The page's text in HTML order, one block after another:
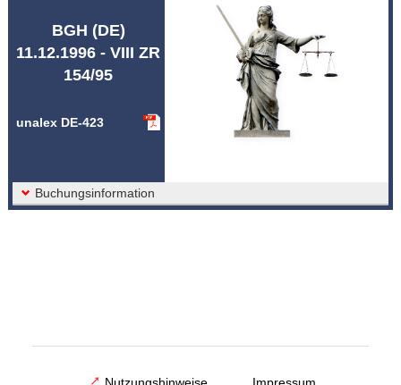
BGH (DE)
11.12.1996 - VIII ZR
154/95
unalex DE-423
Buchungsinformation
Nutzungshinweise Impressum